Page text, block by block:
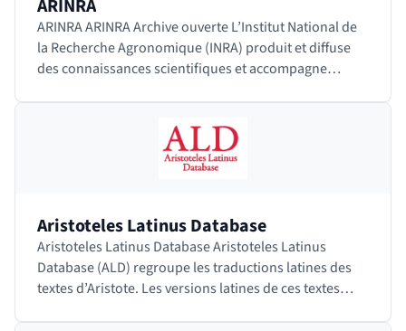
ARINRA
ARINRA ARINRA Archive ouverte L’Institut National de
la Recherche Agronomique (INRA) produit et diffuse
des connaissances scientifiques et accompagne
Aristoteles Latinus Database
Aristoteles Latinus Database Aristoteles Latinus
Database (ALD) regroupe les traductions latines des
textes d’Aristote. Les versions latines de ces textes